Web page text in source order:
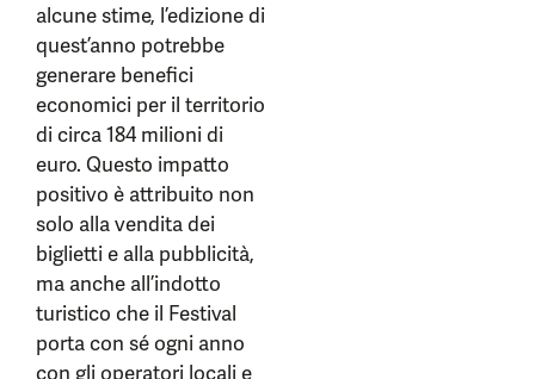
alcune stime, l’edizione di
quest’anno potrebbe
generare benefici
economici per il territorio
di circa 184 milioni di
euro. Questo impatto
positivo è attribuito non
solo alla vendita dei
biglietti e alla pubblicità,
ma anche all’indotto
turistico che il Festival
porta con sé ogni anno
con gli operatori locali e